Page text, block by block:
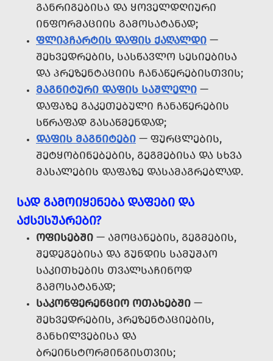
ᲒᲐᲜᲠᲘᲒᲔᲑᲘᲡᲐ ᲓᲐ ᲧᲝᲕᲔᲚᲓᲦᲘᲣᲠᲘ
ᲘᲜᲤᲝᲠᲛᲐᲪᲘᲘᲡ ᲒᲐᲛᲝᲡᲐᲢᲐᲜᲐᲓ;
ᲤᲚᲘᲞᲩᲐᲠᲢᲘᲡ ᲓᲐᲤᲘᲡ ᲥᲐᲦᲐᲚᲓᲘ —
ᲨᲔᲮᲕᲔᲓᲠᲔᲑᲘᲡ, ᲡᲐᲡᲬᲐᲕᲚᲝ ᲡᲔᲡᲘᲔᲑᲘᲡᲐ
ᲓᲐ ᲞᲠᲔᲖᲔᲜᲢᲐᲪᲘᲘᲡ ᲩᲐᲜᲐᲬᲔᲠᲔᲑᲘᲡᲗᲕᲘᲡ;
ᲛᲐᲒᲜᲘᲢᲣᲠᲘ ᲓᲐᲤᲘᲡ ᲡᲐᲨᲚᲔᲚᲘ —
ᲓᲐᲤᲐᲖᲔ ᲒᲐᲙᲔᲗᲔᲑᲣᲚᲘ ᲩᲐᲜᲐᲬᲔᲠᲔᲑᲘᲡ
ᲡᲬᲠᲐᲤᲐᲓ ᲒᲐᲡᲐᲬᲛᲔᲜᲓᲐᲓ;
ᲓᲐᲤᲘᲡ ᲛᲐᲒᲜᲘᲢᲔᲑᲘ — ᲤᲣᲠᲪᲚᲔᲑᲘᲡ,
ᲨᲔᲢᲧᲝᲑᲘᲜᲔᲑᲔᲑᲘᲡ, ᲒᲔᲒᲛᲔᲑᲘᲡᲐ ᲓᲐ ᲡᲮᲕᲐ
ᲛᲐᲡᲐᲚᲔᲑᲘᲡ ᲓᲐᲤᲐᲖᲔ ᲓᲐᲡᲐᲛᲐᲒᲠᲔᲑᲚᲐᲓ.
ᲡᲐᲓ ᲒᲐᲛᲝᲘᲧᲔᲜᲔᲑᲐ ᲓᲐᲤᲔᲑᲘ ᲓᲐ
ᲐᲥᲡᲔᲡᲣᲐᲠᲔᲑᲘ?
ᲝᲤᲘᲡᲔᲑᲨᲘ — ᲐᲛᲝᲪᲐᲜᲔᲑᲘᲡ, ᲒᲔᲒᲛᲔᲑᲘᲡ,
ᲨᲔᲓᲔᲒᲔᲑᲘᲡᲐ ᲓᲐ ᲒᲣᲜᲓᲘᲡ ᲡᲐᲛᲣᲨᲐᲝ
ᲡᲐᲙᲘᲗᲮᲔᲑᲘᲡ ᲗᲕᲐᲚᲡᲐᲩᲘᲜᲝᲓ
ᲒᲐᲛᲝᲡᲐᲢᲐᲜᲐᲓ;
ᲡᲐᲙᲝᲜᲤᲔᲠᲔᲜᲪᲘᲝ ᲝᲗᲐᲮᲔᲑᲨᲘ —
ᲨᲔᲮᲕᲔᲓᲠᲔᲑᲘᲡ, ᲞᲠᲔᲖᲔᲜᲢᲐᲪᲘᲔᲑᲘᲡ,
ᲒᲐᲜᲮᲘᲚᲕᲔᲑᲘᲡᲐ ᲓᲐ
ᲑᲠᲔᲘᲜᲡᲢᲝᲠᲛᲘᲜᲒᲘᲡᲗᲕᲘᲡ;